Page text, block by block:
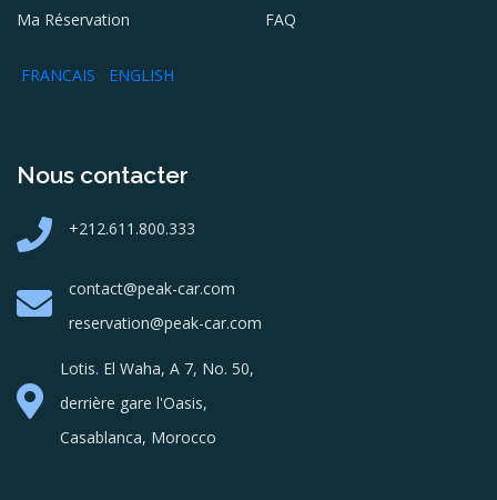
Ma Réservation
FRANCAIS ENGLISH
FAQ
Nous contacter
+212.611.800.333
contact@peak-car.com
reservation@peak-car.com
Lotis. El Waha, A 7, No. 50,
derrière gare l'Oasis,
Casablanca, Morocco